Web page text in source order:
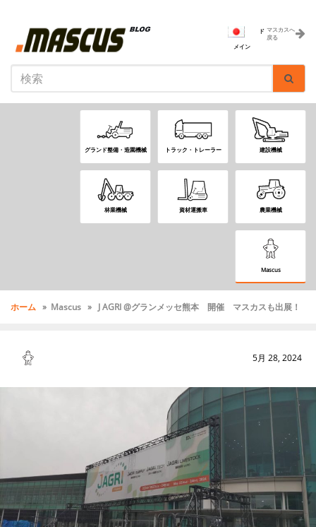
マスカスへ
戻る
ド
メイン
グランド整備・造園機械 トラック・トレーラー 建設機械
林業機械 資材運搬車 農業機械
Mascus
ホーム » Mascus » J AGRI @グランメッセ熊本 開催 マスカスも出展！
5月 28, 2024